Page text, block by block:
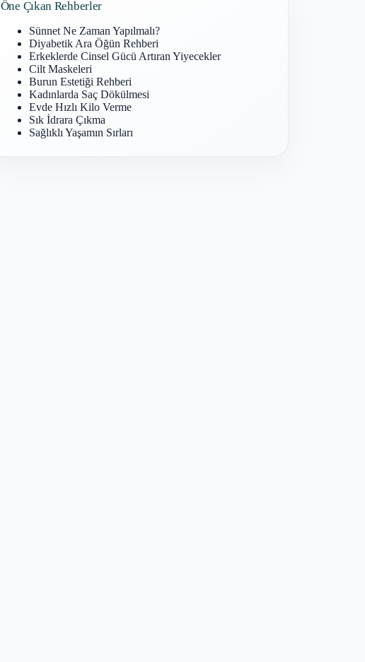
Öne Çıkan Rehberler
Sünnet Ne Zaman Yapılmalı?
Diyabetik Ara Öğün Rehberi
Erkeklerde Cinsel Gücü Artıran Yiyecekler
Cilt Maskeleri
Burun Estetiği Rehberi
Kadınlarda Saç Dökülmesi
Evde Hızlı Kilo Verme
Sık İdrara Çıkma
Sağlıklı Yaşamın Sırları